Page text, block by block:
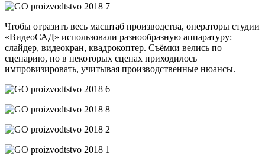
Чтобы отразить весь масштаб производства, операторы студии
«ВидеоСАД» использовали разнообразную аппаратуру:
слайдер, видеокран, квадрокоптер. Съёмки велись по
сценарию, но в некоторых сценах приходилось
импровизировать, учитывая производственные нюансы.